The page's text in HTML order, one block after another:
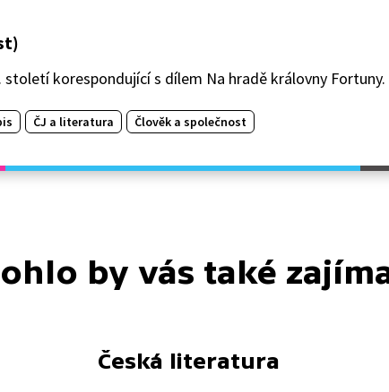
korespondující s dílem Na hradě královny Fortuny.
ČJ a literatura Člověk a společnost
by vás také
Česká literatura